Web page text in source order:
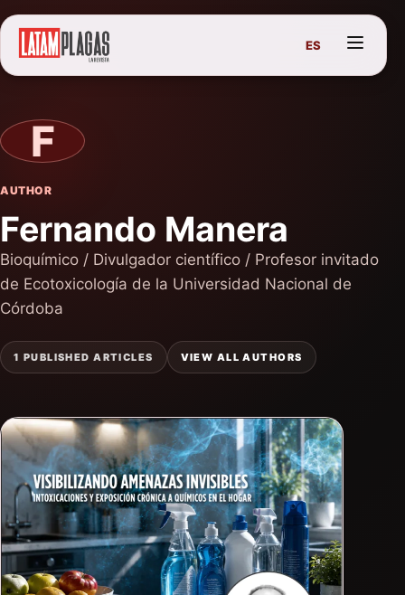
ES
F
AUTHOR
Fernando Manera
Bioquímico / Divulgador científico / Profesor invitado
de Ecotoxicología de la Universidad Nacional de
Córdoba
1 PUBLISHED ARTICLES VIEW ALL AUTHORS